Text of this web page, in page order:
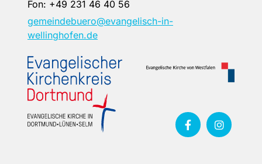
Fon: +49 231 46 40 56
gemeindebuero@evangelisch-in-
wellinghofen.de